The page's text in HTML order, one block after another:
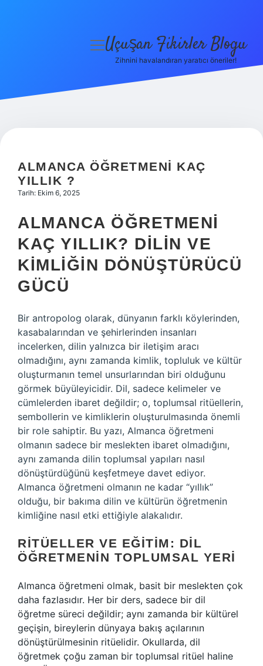
Hakkımızda
menüyü
Uçuşan Fikirler Blogu
Zihnini havalandıran yaratıcı öneriler!
ALMANCA ÖĞRETMENI KAÇ
YILLIK ?
Tarih: Ekim 6, 2025
ALMANCA ÖĞRETMENI
KAÇ YILLIK? DILIN VE
KIMLIĞIN DÖNÜŞTÜRÜCÜ
GÜCÜ
Bir antropolog olarak, dünyanın farklı köylerinden,
kasabalarından ve şehirlerinden insanları
incelerken, dilin yalnızca bir iletişim aracı
olmadığını, aynı zamanda kimlik, topluluk ve kültür
oluşturmanın temel unsurlarından biri olduğunu
görmek büyüleyicidir. Dil, sadece kelimeler ve
cümlelerden ibaret değildir; o, toplumsal ritüellerin,
sembollerin ve kimliklerin oluşturulmasında önemli
bir role sahiptir. Bu yazı, Almanca öğretmeni
olmanın sadece bir meslekten ibaret olmadığını,
aynı zamanda dilin toplumsal yapıları nasıl
dönüştürdüğünü keşfetmeye davet ediyor.
Almanca öğretmeni olmanın ne kadar “yıllık”
olduğu, bir bakıma dilin ve kültürün öğretmenin
kimliğine nasıl etki ettiğiyle alakalıdır.
RITÜELLER VE EĞITIM: DIL
ÖĞRETMENIN TOPLUMSAL YERI
Almanca öğretmeni olmak, basit bir meslekten çok
daha fazlasıdır. Her bir ders, sadece bir dil
öğretme süreci değildir; aynı zamanda bir kültürel
geçişin, bireylerin dünyaya bakış açılarının
dönüştürülmesinin ritüelidir. Okullarda, dil
öğretmek çoğu zaman bir toplumsal ritüel haline